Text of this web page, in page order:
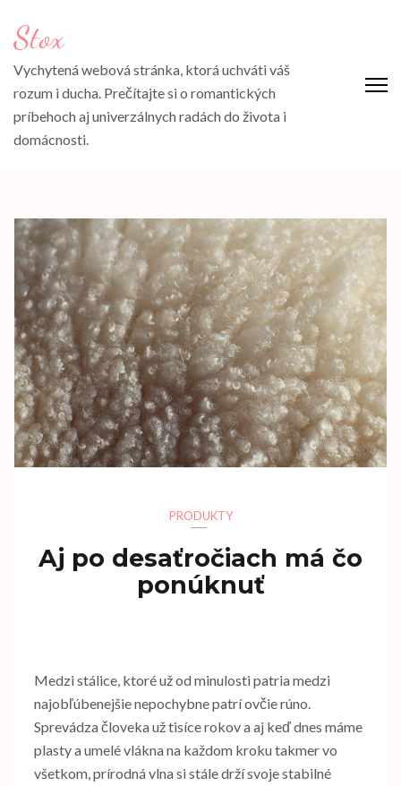
(stiskněte
Enter)
Stox
Vychytená webová stránka, ktorá uchváti váš
rozum i ducha. Prečítajte si o romantických
príbehoch aj univerzálnych radách do života i
domácnosti.
PRODUKTY
Aj po desaťročiach má čo
ponúknuť
Medzi stálice, ktoré už od minulosti patria medzi
najobľúbenejšie nepochybne patrí ovčie rúno.
Sprevádza človeka už tisíce rokov a aj keď dnes máme
plasty a umelé vlákna na každom kroku takmer vo
všetkom, prírodná vlna si stále drží svoje stabilné